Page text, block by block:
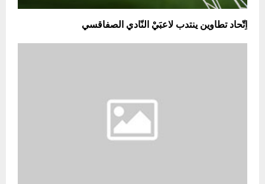
اِتّحاد تطاوين ينتدب لاعبَيْ النّادي الصفاقسي